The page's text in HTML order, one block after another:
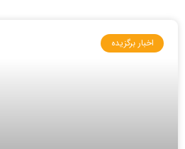
اخبار برگزیده